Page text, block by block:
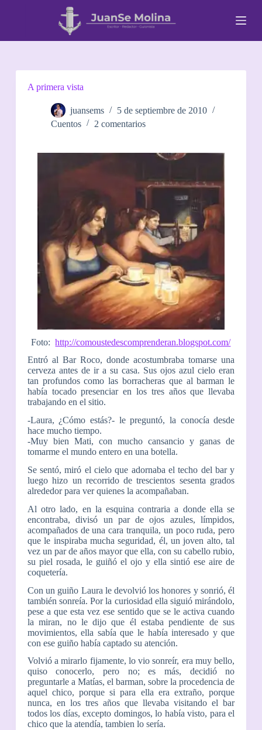
t
A primera vista
juansems
5 de septiembre de 2010
Cuentos
2 comentarios
Foto:http://comoustedescomprenderan.blogspot.com/
Entró al Bar Roco, donde acostumbraba tomarse una
cerveza antes de ir a su casa. Sus ojos azul cielo eran
tan profundos como las borracheras que al barman le
había tocado presenciar en los tres años que llevaba
trabajando en el sitio.
-Laura, ¿Cómo estás?- le preguntó, la conocía desde
hace mucho tiempo.
-Muy bien Mati, con mucho cansancio y ganas de
tomarme el mundo entero en una botella.
Se sentó, miró el cielo que adornaba el techo del bar y
luego hizo un recorrido de trescientos sesenta grados
alrededor para ver quienes la acompañaban.
Al otro lado, en la esquina contraria a donde ella se
encontraba, divisó un par de ojos azules, límpidos,
acompañados de una cara tranquila, un poco ruda, pero
que le inspiraba mucha seguridad, él, un joven alto, tal
vez un par de años mayor que ella, con su cabello rubio,
su piel rosada, le guiñó el ojo y ella sintió ese aire de
coquetería.
Con un guiño Laura le devolvió los honores y sonrió, él
también sonreía. Por la curiosidad ella siguió mirándolo,
pese a que esta vez ese sentido que se le activa cuando
la miran, no le dijo que él estaba pendiente de sus
movimientos, ella sabía que le había interesado y que
con ese guiño había captado su atención.
Volvió a mirarlo fijamente, lo vio sonreír, era muy bello,
quiso conocerlo, pero no; es más, decidió no
preguntarle a Matías, el barman, sobre la procedencia de
aquel chico, porque si para ella era extraño, porque
nunca, en los tres años que llevaba visitando el bar
todos los días, excepto domingos, lo había visto, para el
chico que la atendía, tambien lo sería.